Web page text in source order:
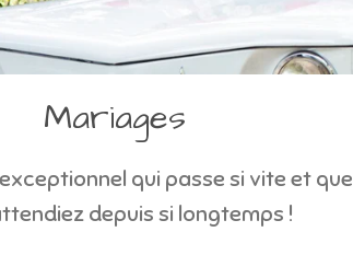
Mariages
qui passe si vite et que
depuis si longtemps !